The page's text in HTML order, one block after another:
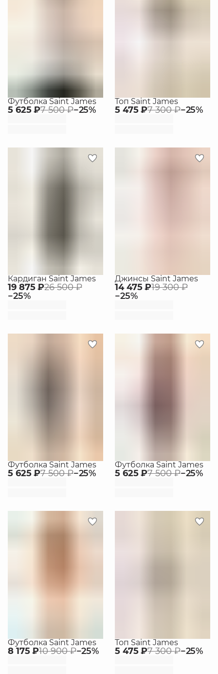
Футболка Saint James
5 625 ₽7 500 ₽−25%
Топ Saint James
5 475 ₽7 300 ₽−25%
Кардиган Saint James
19 875 ₽26 500 ₽
−25%
Джинсы Saint James
14 475 ₽19 300 ₽
−25%
Футболка Saint James
5 625 ₽7 500 ₽−25%
Футболка Saint James
5 625 ₽7 500 ₽−25%
Футболка Saint James
8 175 ₽10 900 ₽−25%
Топ Saint James
5 475 ₽7 300 ₽−25%